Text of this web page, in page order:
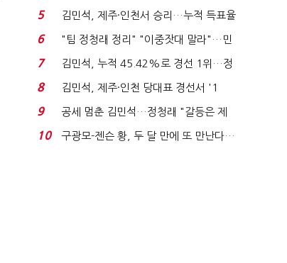
에너지안보 핵심...
5
김민석, 제주·인천서 승리…누적 득표율
'1위 탈환'(종합)...
6
"팀 정청래 정리" "이중잣대 말라"…민
주 최고위원 계파 다...
7
김민석, 누적 45.42%로 경선 1위…정
청래와 격차 0.86%p(...
8
김민석, 제주·인천 당대표 경선서 '1
위'(1보)...
9
공세 멈춘 김민석…정청래 "갈등은 제
가 수습"
10
구광모-젠슨 황, 두 달 만에 또 만난다…